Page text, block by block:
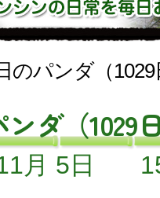
のパンダ（1029
ダ（1029
月 5日